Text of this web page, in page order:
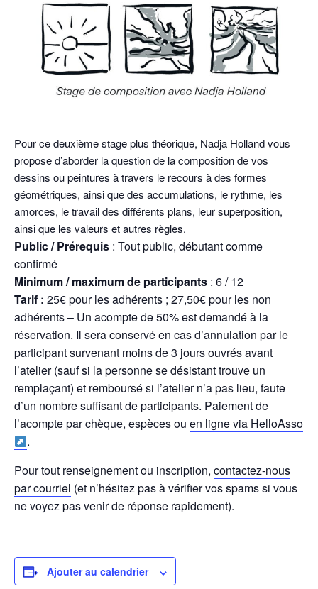
Pour ce deuxième stage plus théorique, Nadja Holland vous
propose d’aborder la question de la composition de vos
dessins ou peintures à travers le recours à des formes
géométriques, ainsi que des accumulations, le rythme, les
amorces, le travail des différents plans, leur superposition,
ainsi que les valeurs et autres règles.
Public / Prérequis : Tout public, débutant comme
confirmé
Minimum / maximum de participants : 6 / 12
Tarif : 25€ pour les adhérents ; 27,50€ pour les non
adhérents – Un acompte de 50% est demandé à la
réservation. Il sera conservé en cas d’annulation par le
participant survenant moins de 3 jours ouvrés avant
l’atelier (sauf si la personne se désistant trouve un
remplaçant) et remboursé si l’atelier n’a pas lieu, faute
d’un nombre suffisant de participants. Paiement de
l’acompte par chèque, espèces ou en ligne via HelloAsso
.
Pour tout renseignement ou inscription, contactez-nous
par courriel (et n’hésitez pas à vérifier vos spams si vous
ne voyez pas venir de réponse rapidement).
Ajouter au calendrier